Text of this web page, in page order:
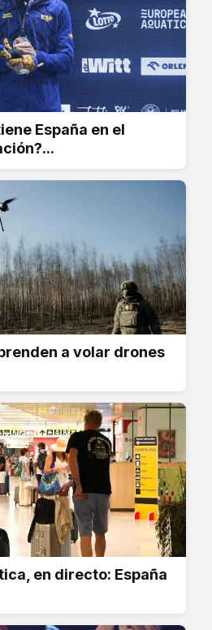
España en el
a volar drones
en directo: España